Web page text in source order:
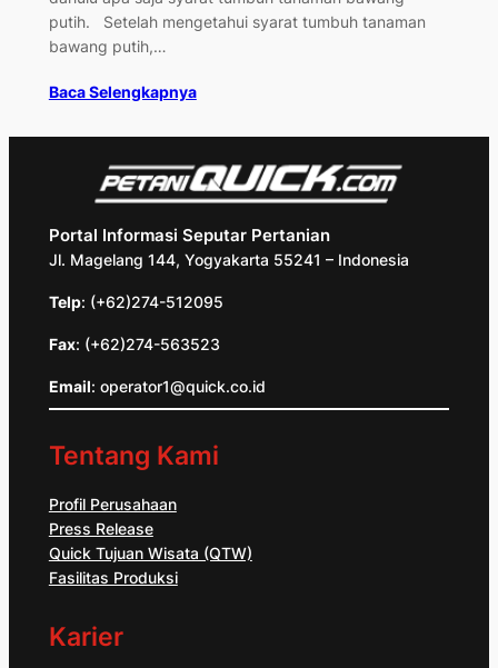
putih. Setelah mengetahui syarat tumbuh tanaman
bawang putih,…
Baca Selengkapnya
Portal Informasi Seputar Pertanian
Jl. Magelang 144, Yogyakarta 55241 – Indonesia
Telp: (+62)274-512095
Fax: (+62)274-563523
Email: operator1@quick.co.id
Tentang Kami
Profil Perusahaan
Press Release
Quick Tujuan Wisata (QTW)
Fasilitas Produksi
Karier